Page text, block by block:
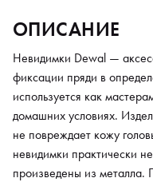
ОПИСАНИЕ
Невидимки Dewal —
фиксации пряди в
используется как
домашних условиях.
не повреждает кожу
невидимки практически
произведены из металла.